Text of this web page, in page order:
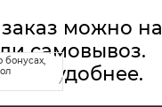
можно на
самовывоз.
как удобнее.
бонусах,